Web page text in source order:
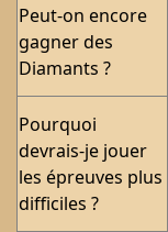
Peut-on encore
gagner des
Diamants ?
Pourquoi
devrais-je jouer
les épreuves plus
difficiles ?